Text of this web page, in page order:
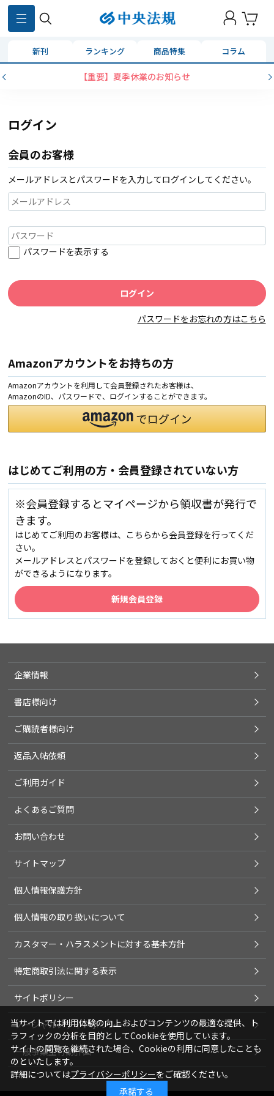
新刊 ランキング 商品特集 コラム
【重要】夏季休業のお知らせ
ログイン
会員のお客様
メールアドレスとパスワードを入力してログインしてください。
パスワードを表示する
パスワードをお忘れの方はこちら
Amazonアカウントをお持ちの方
Amazonアカウントを利用して会員登録されたお客様は、
AmazonのID、パスワードで、ログインすることができます。
はじめてご利用の方・会員登録されていない方
※会員登録するとマイページから領収書が発行で
きます。
はじめてご利用のお客様は、こちらから会員登録を行ってくだ
さい。
メールアドレスとパスワードを登録しておくと便利にお買い物
ができるようになります。
企業情報
書店様向け
ご購読者様向け
返品入帖依頼
ご利用ガイド
よくあるご質問
お問い合わせ
サイトマップ
個人情報保護方針
個人情報の取り扱いについて
カスタマー・ハラスメントに対する基本方針
特定商取引法に関する表示
サイトポリシー
ソーシャルメディアポリシー
一般事業主行動計画
当サイトでは利用体験の向上およびコンテンツの最適な提供、ト
ラフィックの分析を目的としてCookieを使用しています。
サイトの閲覧を継続された場合、Cookieの利用に同意したことも
のといたします。
詳細についてはプライバシーポリシーをご確認ください。
承諾する